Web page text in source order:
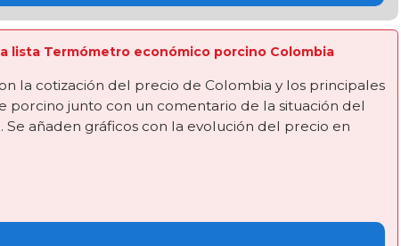
lista Termómetro económico porcino Colombia
la cotización del precio de Colombia y los principales
porcino junto con un comentario de la situación del
añaden gráficos con la evolución del precio en